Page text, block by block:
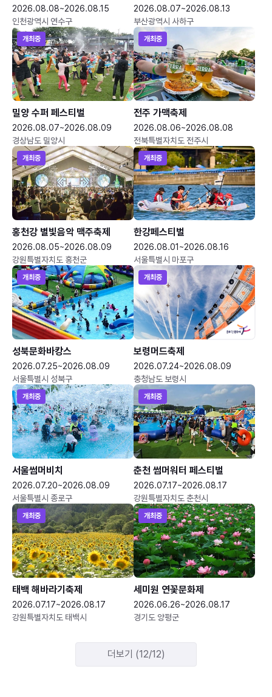
2026.08.08~2026.08.15
인천광역시 연수구
2026.08.07~2026.08.13
부산광역시 사하구
개최중
밀양 수퍼 페스티벌
2026.08.07~2026.08.09
경상남도 밀양시
개최중
전주 가맥축제
2026.08.06~2026.08.08
전북특별자치도 전주시
개최중
홍천강 별빛음악 맥주축제
2026.08.05~2026.08.09
강원특별자치도 홍천군
개최중
한강페스티벌
2026.08.01~2026.08.16
서울특별시 마포구
개최중
성북문화바캉스
2026.07.25~2026.08.09
서울특별시 성북구
개최중
보령머드축제
2026.07.24~2026.08.09
충청남도 보령시
개최중
서울썸머비치
2026.07.20~2026.08.09
서울특별시 종로구
개최중
춘천 썸머워터 페스티벌
2026.07.17~2026.08.17
강원특별자치도 춘천시
개최중
태백 해바라기축제
2026.07.17~2026.08.17
강원특별자치도 태백시
개최중
세미원 연꽃문화제
2026.06.26~2026.08.17
경기도 양평군
더보기 (12/12)